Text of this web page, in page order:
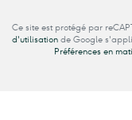
Ce site est protégé par
d'utilisation de Google
Préférences en